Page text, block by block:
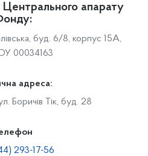
апарату
буд. 6/8, корпус 15А,
00034163
адреса:
Боричів Тік, буд. 28
293-17-56